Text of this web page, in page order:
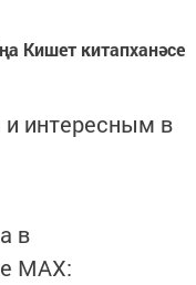
Кишет китапханәсе
интересным в
в
MАХ: